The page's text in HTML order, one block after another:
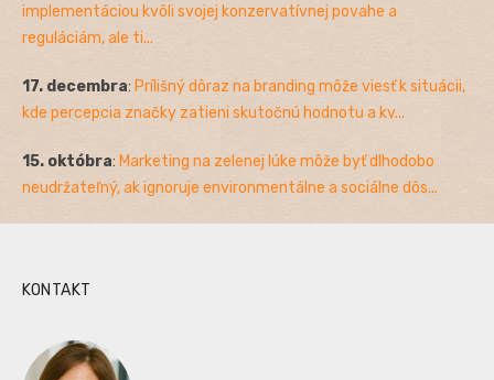
implementáciou kvôli svojej konzervatívnej povahe a
reguláciám, ale ti...
17. decembra: Prílišný dôraz na branding môže viesť k situácii,
kde percepcia značky zatieni skutočnú hodnotu a kv...
15. októbra: Marketing na zelenej lúke môže byť dlhodobo
neudržateľný, ak ignoruje environmentálne a sociálne dôs...
KONTAKT